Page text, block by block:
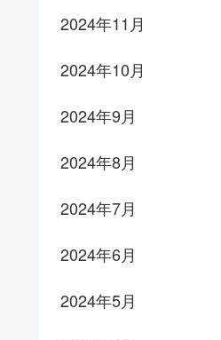
2024年11月
2024年10月
2024年9月
2024年8月
2024年7月
2024年6月
2024年5月